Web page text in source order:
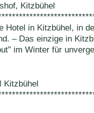
Kitzbühel
Hotel in Kitzbühel, in
– Das einzige in
im Winter für